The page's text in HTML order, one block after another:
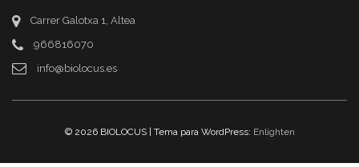
Carrer Galotxa 1, Altea
966816070
info@biolocus.es
© 2026 BIOLOCUS | Tema para WordPress: Enlighten